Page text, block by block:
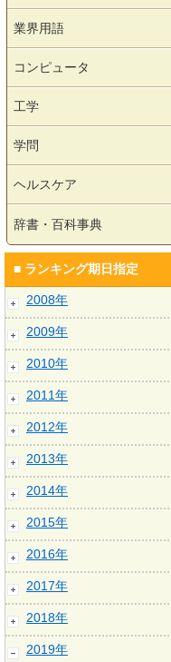
業界用語
コンピュータ
工学
学問
ヘルスケア
辞書・百科事典
■ ランキング期日指定
2008年
2009年
2010年
2011年
2012年
2013年
2014年
2015年
2016年
2017年
2018年
2019年